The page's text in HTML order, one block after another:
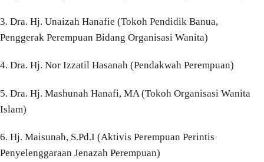
3. Dra. Hj. Unaizah Hanafie (Tokoh Pendidik Banua,
Penggerak Perempuan Bidang Organisasi Wanita)
4. Dra. Hj. Nor Izzatil Hasanah (Pendakwah Perempuan)
5. Dra. Hj. Mashunah Hanafi, MA (Tokoh Organisasi Wanita
Islam)
6. Hj. Maisunah, S.Pd.I (Aktivis Perempuan Perintis
Penyelenggaraan Jenazah Perempuan)